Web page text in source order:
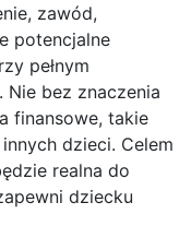
zawód,
potencjalne
pełnym
bez znaczenia
finansowe, takie
dzieci. Celem
realna do
dziecku